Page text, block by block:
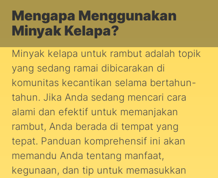
Mengapa Menggunakan
Minyak Kelapa?
Minyak kelapa untuk rambut adalah topik
yang sedang ramai dibicarakan di
komunitas kecantikan selama bertahun-
tahun. Jika Anda sedang mencari cara
alami dan efektif untuk memanjakan
rambut, Anda berada di tempat yang
tepat. Panduan komprehensif ini akan
memandu Anda tentang manfaat,
kegunaan, dan tip untuk memasukkan